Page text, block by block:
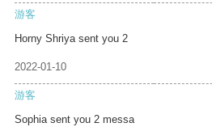
游客
Horny Shriya sent you 2
2022-01-10
游客
Sophia sent you 2 messa